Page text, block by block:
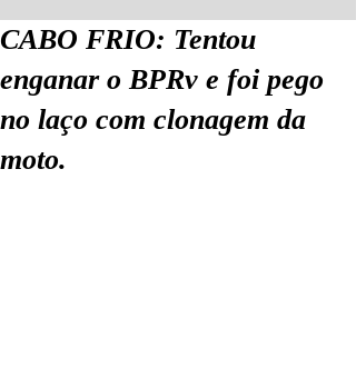
CABO FRIO: Tentou
enganar o BPRv e foi pego
no laço com clonagem da
moto.